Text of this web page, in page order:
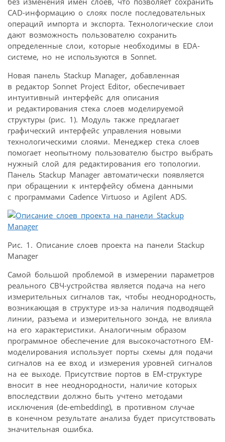
CAD-информацию о слоях после последовательных
операций импорта и экспорта. Технологические слои
дают возможность пользователю сохранить
определенные слои, которые необходимы в EDA-
системе, но не используются в Sonnet.
Новая панель Stackup Manager, добавленная
в редактор Sonnet Project Editor, обеспечивает
интуитивный интерфейс для описания
и редактирования стека слоев моделируемой
структуры (рис. 1). Модуль также предлагает
графический интерфейс управления новыми
технологическими слоями. Менеджер стека слоев
помогает неопытному пользователю быстро выбрать
нужный слой для редактирования его топологии.
Панель Stackup Manager автоматически появляется
при обращении к интерфейсу обмена данными
с программами Cadence Virtuoso и Agilent ADS.
Рис. 1. Описание слоев проекта на панели Stackup
Manager
Самой большой проблемой в измерении параметров
реального СВЧ-устройства является подача на него
измерительных сигналов так, чтобы неоднородность,
возникающая в структуре из-за наличия подводящей
линии, разъема и измерительного зонда, не влияла
на его характеристики. Аналогичным образом
программное обеспечение для высокочастотного EM-
моделирования использует порты схемы для подачи
сигналов на ее вход и измерения уровней сигналов
на ее выходе. Присутствие портов в EM-структуре
вносит в нее неоднородности, наличие которых
впоследствии должно быть учтено методами
исключения (de-embedding), в противном случае
в конечном результате анализа будет присутствовать
значительная ошибка.